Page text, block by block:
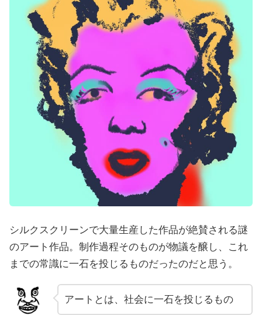
シルクスクリーンで大量生産した作品が絶賛される謎
のアート作品。制作過程そのものが物議を醸し、これ
までの常識に一石を投じるものだったのだと思う。
アートとは、社会に一石を投じるもの